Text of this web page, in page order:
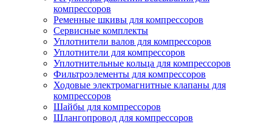
компрессоров
Ременные шкивы для компрессоров
Сервисные комплекты
Уплотнители валов для компрессоров
Уплотнители для компрессоров
Уплотнительные кольца для компрессоров
Фильтроэлементы для компрессоров
Ходовые электромагнитные клапаны для
компрессоров
Шайбы для компрессоров
Шлангопровод для компрессоров